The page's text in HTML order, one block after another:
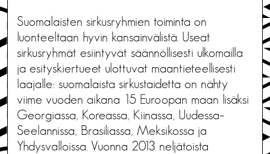
Suomalaisten sirkusryhmien toiminta on
luonteeltaan hyvin kansainvälistä. Useat
sirkusryhmät esiintyvät säännöllisesti ulkomailla
ja esityskiertueet ulottuvat maantieteellisesti
laajalle: suomalaista sirkustaidetta on nähty
viime vuoden aikana 15 Euroopan maan lisäksi
Georgiassa, Koreassa, Kiinassa, Uudessa–
Seelannissa, Brasiliassa, Meksikossa ja
Yhdysvalloissa. Vuonna 2013 neljätoista